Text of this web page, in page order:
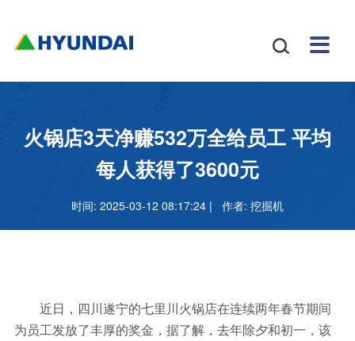

样
机
体育
吗
安博
足球
官网
火锅店3天净赚532万全给员工 平均
每人获得了3600元
时间: 2025-03-12 08:17:24 | 作者: 挖掘机
近日，四川遂宁的七里川火锅店在连续两年春节期间
为员工发放了丰厚的奖金，据了解，去年除夕和初一，该